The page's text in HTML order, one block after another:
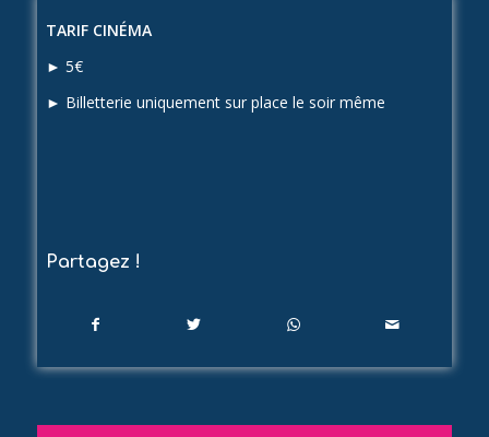
TARIF CINÉMA
► 5€
► Billetterie uniquement sur place le soir même
Partagez !